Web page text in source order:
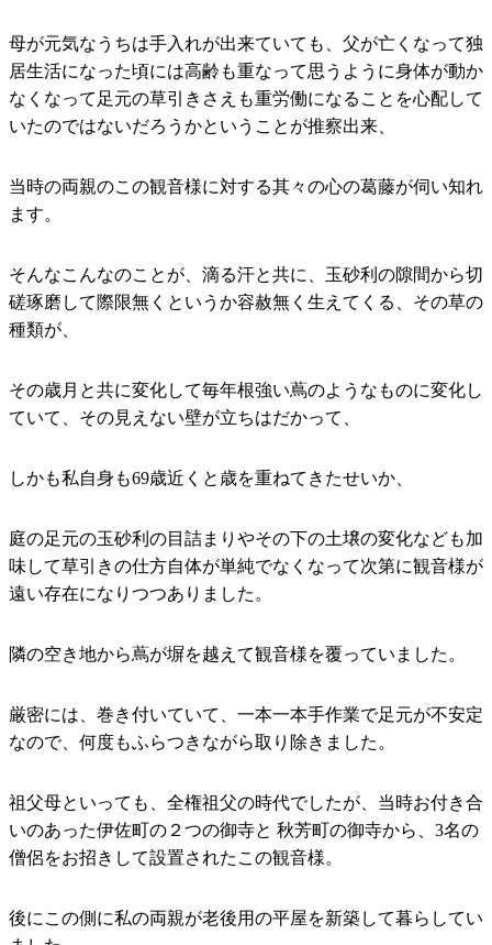
母が元気なうちは手入れが出来ていても、父が亡くなって独
居生活になった頃には高齢も重なって思うように身体が動か
なくなって足元の草引きさえも重労働になることを心配して
いたのではないだろうかということが推察出来、
当時の両親のこの観音様に対する其々の心の葛藤が伺い知れ
ます。
そんなこんなのことが、滴る汗と共に、玉砂利の隙間から切
磋琢磨して際限無くというか容赦無く生えてくる、その草の
種類が、
その歳月と共に変化して毎年根強い蔦のようなものに変化し
ていて、その見えない壁が立ちはだかって、
しかも私自身も69歳近くと歳を重ねてきたせいか、
庭の足元の玉砂利の目詰まりやその下の土壌の変化なども加
味して草引きの仕方自体が単純でなくなって次第に観音様が
遠い存在になりつつありました。
隣の空き地から蔦が塀を越えて観音様を覆っていました。
厳密には、巻き付いていて、一本一本手作業で足元が不安定
なので、何度もふらつきながら取り除きました。
祖父母といっても、全権祖父の時代でしたが、当時お付き合
いのあった伊佐町の２つの御寺と 秋芳町の御寺から、3名の
僧侶をお招きして設置されたこの観音様。
後にこの側に私の両親が老後用の平屋を新築して暮らしてい